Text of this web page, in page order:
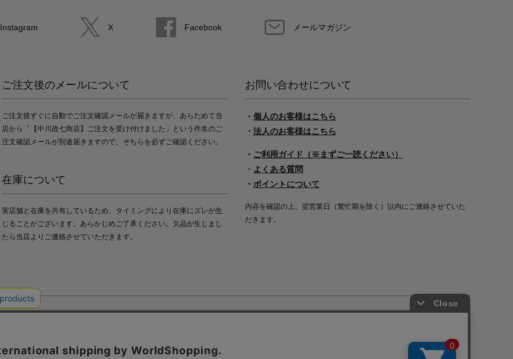
Instagram X Facebook メールマガジン
ご注文後のメールについて
ご注文後すぐに自動でご注文確認メールが届きますが、あらためて当
店から「【中川政七商店】ご注文を受け付けました」という件名のご
注文確認メールが別途届きますので、そちらを必ずご確認ください。
在庫について
実店舗と在庫を共有しているため、タイミングにより在庫にズレが生
じることがございます。あらかじめご了承ください。欠品が生じまし
たら当店よりご連絡させていただきます。
お問い合わせについて
・ 個人のお客様はこちら
・ 法人のお客様はこちら
・ ご利用ガイド（※まずご一読ください）
・ よくある質問
・ ポイントについて
内容を確認の上、翌営業日（繁忙期を除く）以内にご連絡させていた
だきます。